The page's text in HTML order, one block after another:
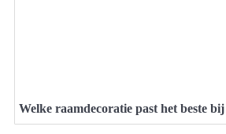
Welke raamdecoratie past het beste